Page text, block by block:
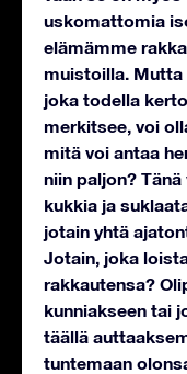
uskomattomia
elämämme
muistoilla. Mutta
joka todella
merkitsee, voi
mitä voi antaa
niin paljon?
kukkia ja
jotain yhtä
Jotain, joka
rakkautensa?
kunniakseen tai
täällä
tuntemaan